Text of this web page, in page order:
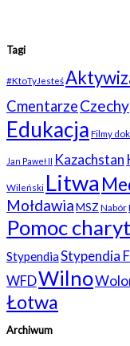
Tagi
#KtoTyJesteś
CmentarzeCzechy
Edukacja Filmy
Jan Paweł II Kazachstan
Wileński Litwa
MołdawiaMSZ Nabór
Pomoc
StypendiaStypendia
WFDWilno
Łotwa
Archiwum